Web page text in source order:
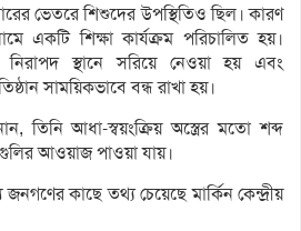
ভেতরে শিশুদের উপস্থিতিও ছিল। কারণ
একটি শিক্ষা কার্যক্রম পরিচালিত হয়।
স্থানে সরিয়ে নেওয়া হয় এবং
সাময়িকভাবে বন্ধ রাখা হয়।
তিনি আধা-স্বয়ংক্রিয় অস্ত্রের মতো শব্দ
আওয়াজ পাওয়া যায়।
কাছে তথ্য চেয়েছে মার্কিন কেন্দ্রীয়